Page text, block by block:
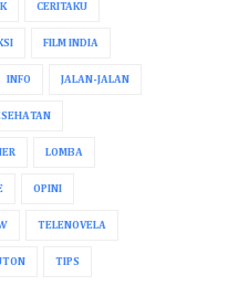
CERITAKU
FILM INDIA
INFO JALAN-JALAN
LOMBA
OPINI
TELENOVELA
TIPS